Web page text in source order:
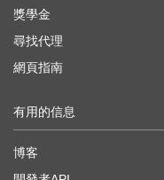
獎學金
尋找代理
網頁指南
有用的信息
博客